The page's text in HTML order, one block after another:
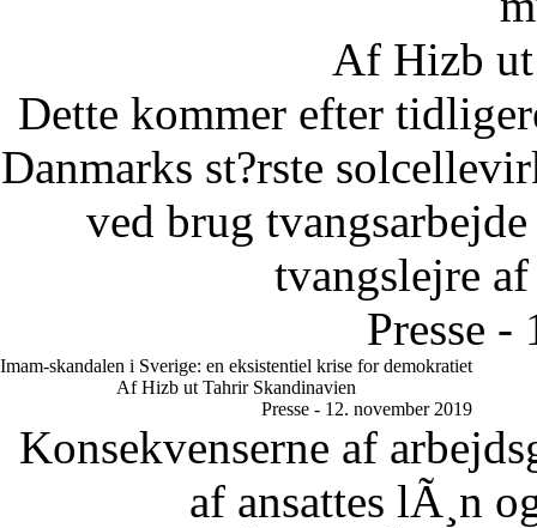
Af Hizb
Dette kommer efter
Danmarks st?rste
ved brug
tvangslejre
Presse -
Imam-skandalen i Sverige: en eksistentiel krise for demokratiet
Af Hizb ut Tahrir Skandinavien
Presse - 12. november 2019
Konsekvenserne af
af ansattes lÃ¸n